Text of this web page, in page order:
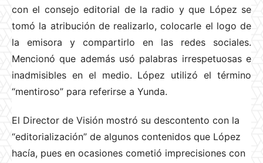
con el consejo editorial de la radio y que López se
tomó la atribución de realizarlo, colocarle el logo de
la emisora y compartirlo en las redes sociales.
Mencionó que además usó palabras irrespetuosas e
inadmisibles en el medio. López utilizó el término
“mentiroso” para referirse a Yunda.
El Director de Visión mostró su descontento con la
“editorialización” de algunos contenidos que López
hacía, pues en ocasiones cometió imprecisiones con